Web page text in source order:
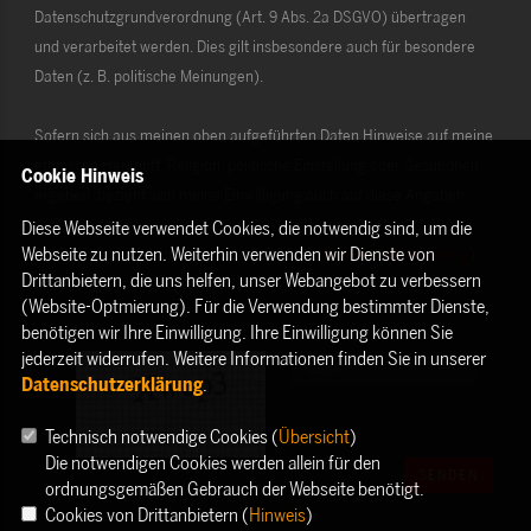
Datenschutzgrundverordnung (Art. 9 Abs. 2a DSGVO) übertragen
und verarbeitet werden. Dies gilt insbesondere auch für besondere
Daten (z. B. politische Meinungen).
Sofern sich aus meinen oben aufgeführten Daten Hinweise auf meine
ethnische Herkunft, Religion, politische Einstellung oder Gesundheit
Die Rechte als Betroffener aus der DSGVO ( Datenschutzerklärung
habe ich gelesen und verstanden.
Cookie Hinweis
Diese Webseite verwendet Cookies, die notwendig sind, um die
Webseite zu nutzen. Weiterhin verwenden wir Dienste von
Drittanbietern, die uns helfen, unser Webangebot zu verbessern
(Website-Optmierung). Für die Verwendung bestimmter Dienste,
benötigen wir Ihre Einwilligung. Ihre Einwilligung können Sie
jederzeit widerrufen. Weitere Informationen finden Sie in unserer
Datenschutzerklärung.
Technisch notwendige Cookies (Übersicht)
Die notwendigen Cookies werden allein für den
ordnungsgemäßen Gebrauch der Webseite benötigt.
Cookies von Drittanbietern (Hinweis)